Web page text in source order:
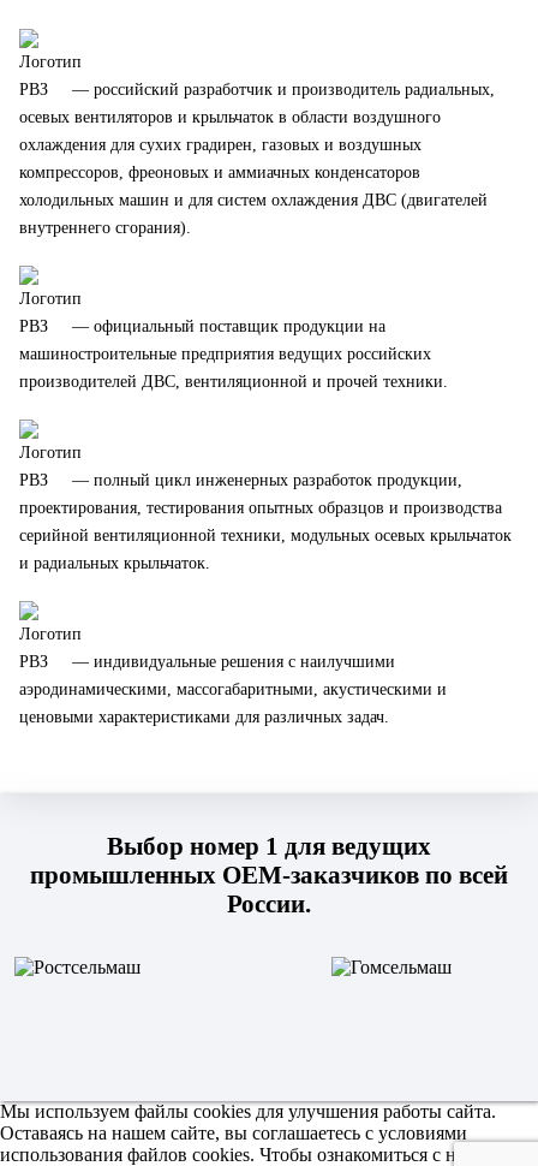
— российский разработчик и производитель радиальных,
осевых вентиляторов и крыльчаток в области воздушного
охлаждения для сухих градирен, газовых и воздушных
компрессоров, фреоновых и аммиачных конденсаторов
холодильных машин и для систем охлаждения ДВС (двигателей
внутреннего сгорания).
— официальный поставщик продукции на
машиностроительные предприятия ведущих российских
производителей ДВС, вентиляционной и прочей техники.
— полный цикл инженерных разработок продукции,
проектирования, тестирования опытных образцов и производства
серийной вентиляционной техники, модульных осевых крыльчаток
и радиальных крыльчаток.
— индивидуальные решения с наилучшими
аэродинамическими, массогабаритными, акустическими и
ценовыми характеристиками для различных задач.
Выбор номер 1 для ведущих
промышленных OEM-заказчиков по всей
России.
Мы используем файлы cookies для улучшения работы сайта.
Оставаясь на нашем сайте, вы соглашаетесь с условиями
использования файлов cookies. Чтобы ознакомиться с нашими